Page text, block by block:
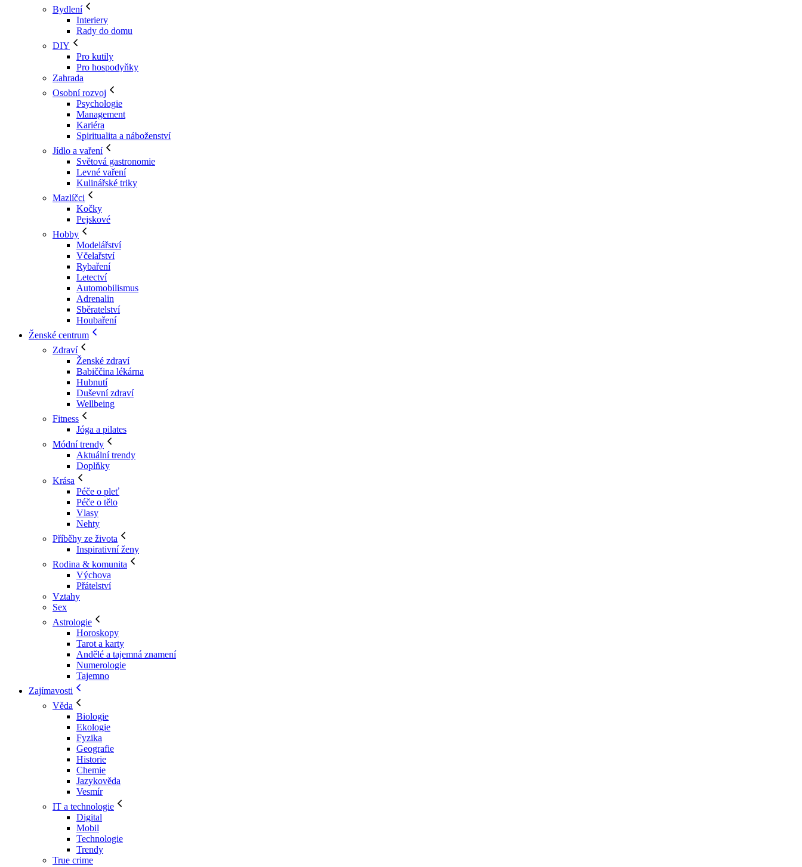
Bydlení
Interiery
Rady do domu
DIY
Pro kutily
Pro hospodyňky
Zahrada
Osobní rozvoj
Psychologie
Management
Kariéra
Spiritualita a náboženství
Jídlo a vaření
Světová gastronomie
Levné vaření
Kulinářské triky
Mazlíčci
Kočky
Pejskové
Hobby
Modelářství
Včelařství
Rybaření
Letectví
Automobilismus
Adrenalin
Sběratelství
Houbaření
Ženské centrum
Zdraví
Ženské zdraví
Babiččina lékárna
Hubnutí
Duševní zdraví
Wellbeing
Fitness
Jóga a pilates
Módní trendy
Aktuální trendy
Doplňky
Krása
Péče o pleť
Péče o tělo
Vlasy
Nehty
Příběhy ze života
Inspirativní ženy
Rodina & komunita
Výchova
Přátelství
Vztahy
Sex
Astrologie
Horoskopy
Tarot a karty
Andělé a tajemná znamení
Numerologie
Tajemno
Zajímavosti
Věda
Biologie
Ekologie
Fyzika
Geografie
Historie
Chemie
Jazykověda
Vesmír
IT a technologie
Digital
Mobil
Technologie
Trendy
True crime